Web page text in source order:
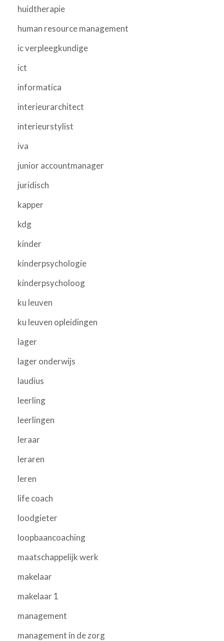
huidtherapie
human resource management
ic verpleegkundige
ict
informatica
interieurarchitect
interieurstylist
iva
junior accountmanager
juridisch
kapper
kdg
kinder
kinderpsychologie
kinderpsycholoog
ku leuven
ku leuven opleidingen
lager
lager onderwijs
laudius
leerling
leerlingen
leraar
leraren
leren
life coach
loodgieter
loopbaancoaching
maatschappelijk werk
makelaar
makelaar 1
management
management in de zorg